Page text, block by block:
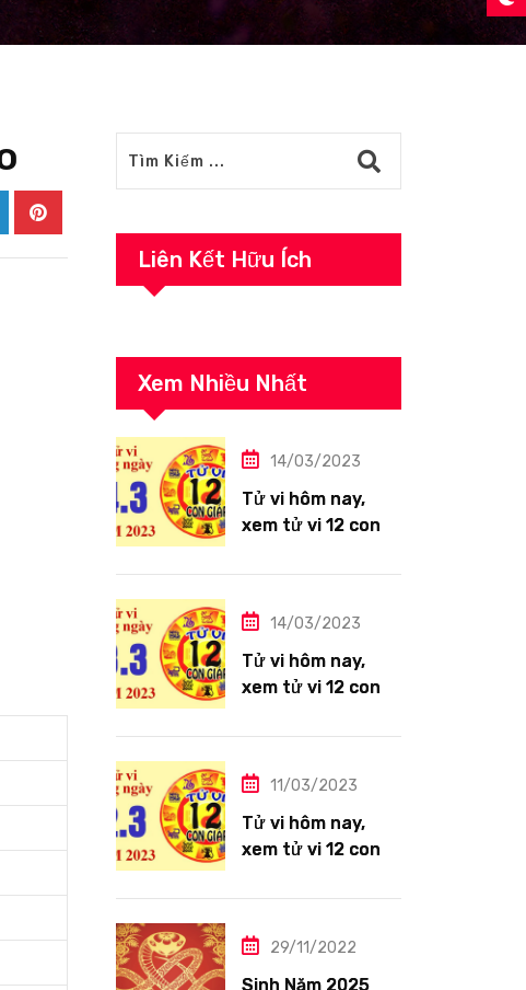
Pinterest
Liên Kết Hữu Ích
Xem Nhiều Nhất
14/03/2023
Tử vi hôm nay,
xem tử vi 12 con
14/3/2023: Tuổi
tươi sáng
14/03/2023
Tử vi hôm nay,
xem tử vi 12 con
13/3/2023: Tuổi
siêng năng
11/03/2023
Tử vi hôm nay,
xem tử vi 12 con
12/3/2023: Tuổi
phúc29/11/2022
Sinh Năm 2025